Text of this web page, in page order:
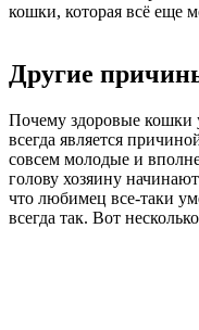
кошки, которая всё еще
Другие
Почему здоровые кошки
всегда является
совсем молодые и
голову хозяину
что любимец все-таки
всегда так. Вот